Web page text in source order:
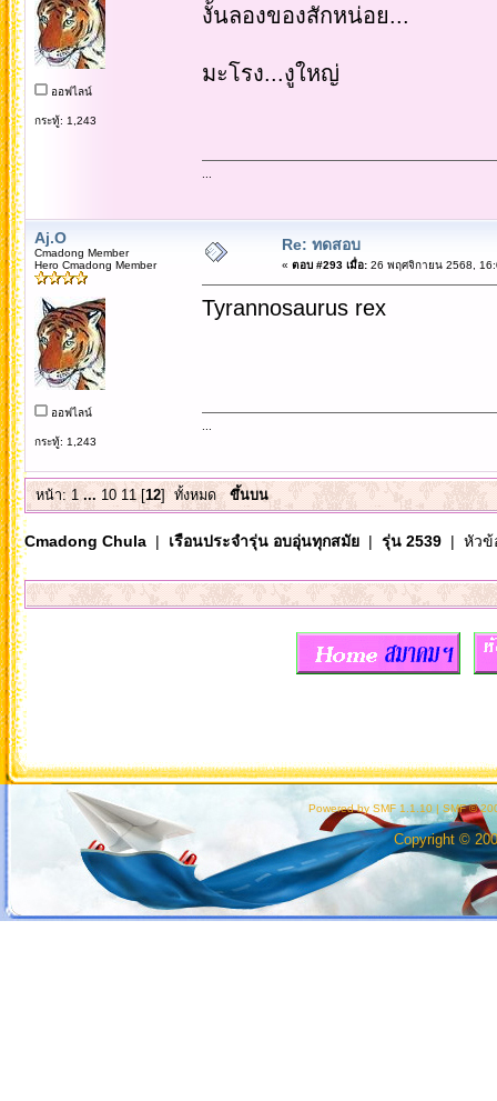
ออฟไลน์
กระทู้: 1,243
งั้นลองของสักหน่อย...
มะโรง...งูใหญ่
Aj.O
Cmadong Member
Hero Cmadong Member
ออฟไลน์
กระทู้: 1,243
Re: ทดสอบ
« ตอบ #293 เมื่อ:26 พฤศจิกายน 2568,
Tyrannosaurus rex
หน้า:1 ... 10 11[12] ทั้งหมด ขึ้นบน
Cmadong Chula| เรือนประจำรุ่น อบอุ่นทุกสมัย| รุ่น 2539| หัวข้
Powered by SMF 1.1.10 | SMF ©
Copyright ©